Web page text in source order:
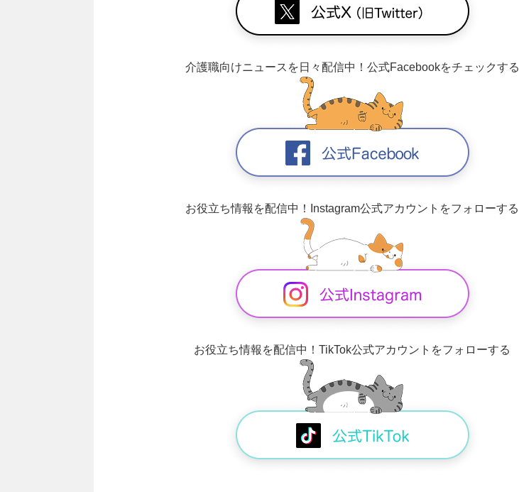
介護職向けニュースを日々配信中！ 公式Facebookをチェックする
お役立ち情報を配信中！ Instagram公式アカウントをフォローする
お役立ち情報を配信中！ TikTok公式アカウントをフォローする